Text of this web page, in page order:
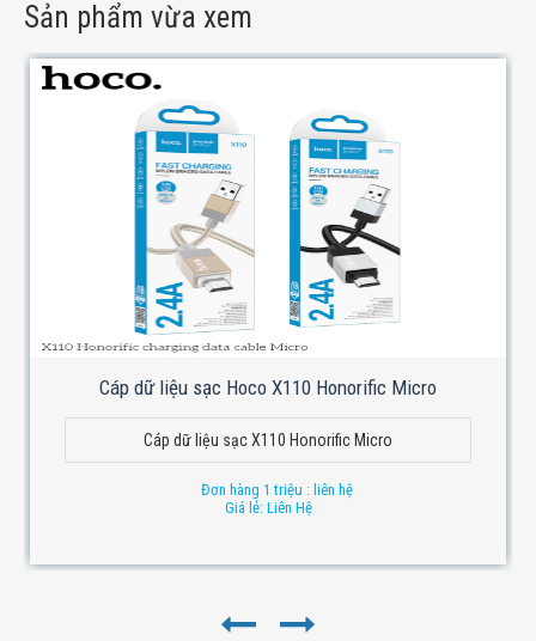
Sản phẩm vừa xem
Cáp dữ liệu sạc Hoco X110 Honorific Micro
Cáp dữ liệu sạc X110 Honorific Micro
Đơn hàng 1 triệu : liên hệ
Giá lẻ: Liên Hệ